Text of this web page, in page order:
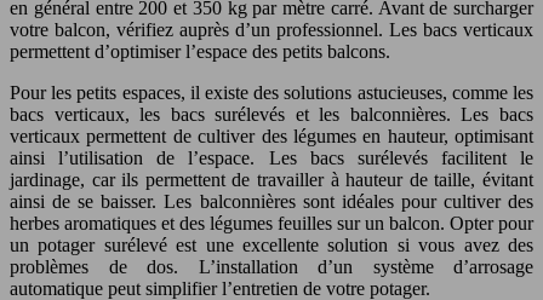
en général entre 200 et 350 kg par mètre carré. Avant de surcharger
votre balcon, vérifiez auprès d’un professionnel. Les bacs verticaux
permettent d’optimiser l’espace des petits balcons.
Pour les petits espaces, il existe des solutions astucieuses, comme les
bacs verticaux, les bacs surélevés et les balconnières. Les bacs
verticaux permettent de cultiver des légumes en hauteur, optimisant
ainsi l’utilisation de l’espace. Les bacs surélevés facilitent le
jardinage, car ils permettent de travailler à hauteur de taille, évitant
ainsi de se baisser. Les balconnières sont idéales pour cultiver des
herbes aromatiques et des légumes feuilles sur un balcon. Opter pour
un potager surélevé est une excellente solution si vous avez des
problèmes de dos. L’installation d’un système d’arrosage
automatique peut simplifier l’entretien de votre potager.